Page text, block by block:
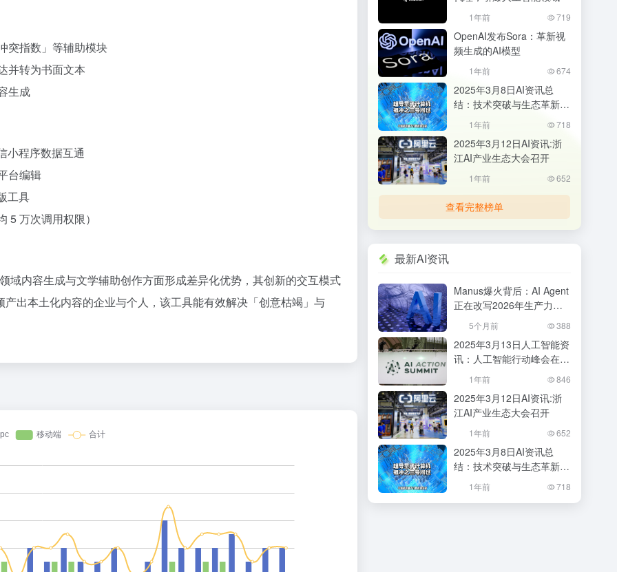
突指数」等辅助模块
并转为书面文本
生成
小程序数据互通
台编辑
工具
5 万次调用权限）
域内容生成与文学辅助创作方面形成差异化优势，其创新的交互模式
出本土化内容的企业与个人，该工具能有效解决「创意枯竭」与
1年前 719
OpenAI发布Sora：革新视
频生成的AI模型
1年前 674
2025年3月8日AI资讯总
结：技术突破与生态革新并
1年前 718
2025年3月12日AI资讯:浙
江AI产业生态大会召开
1年前 652
查看完整榜单
最新AI资讯
Manus爆火背后：AI Agent
正在改写2026年生产力格
局，普通人该如何抓住机
5个月前 388
2025年3月13日人工智能资
讯：人工智能行动峰会在巴
黎成功举办
1年前 846
2025年3月12日AI资讯:浙
江AI产业生态大会召开
1年前 652
2025年3月8日AI资讯总
结：技术突破与生态革新并
1年前 718